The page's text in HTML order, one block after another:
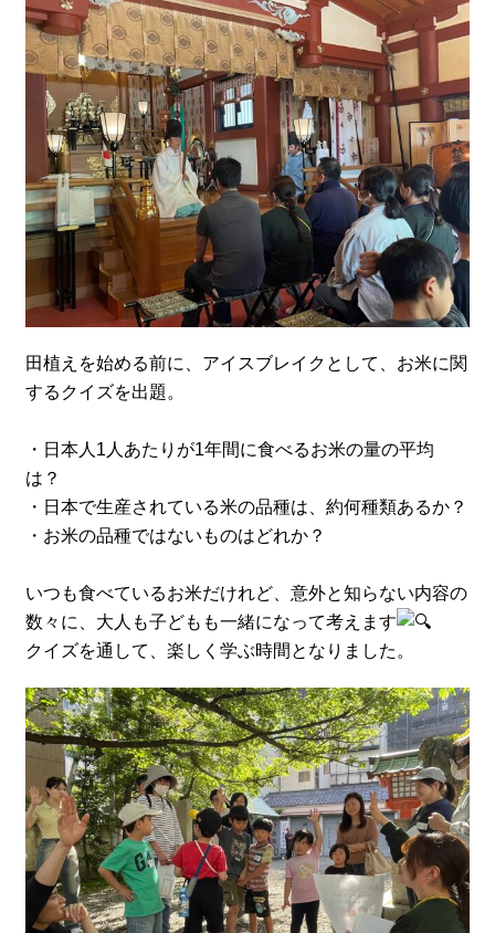
田植えを始める前に、アイスブレイクとして、お米に関
するクイズを出題。
・日本人1人あたりが1年間に食べるお米の量の平均
は？
・日本で生産されている米の品種は、約何種類あるか？
・お米の品種ではないものはどれか？
いつも食べているお米だけれど、意外と知らない内容の
数々に、大人も子どもも一緒になって考えます
クイズを通して、楽しく学ぶ時間となりました。